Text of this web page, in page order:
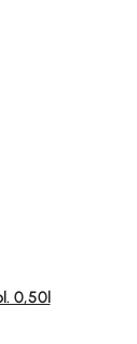
Sternen
0,50l